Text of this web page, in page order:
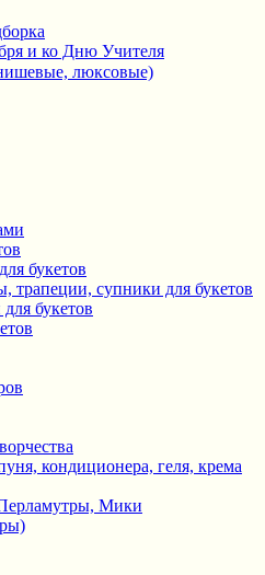
и ко Дню Учителя
люксовые)
букетов
трапеции, супники для букетов
букетов
кондиционера, геля, крема
Мики